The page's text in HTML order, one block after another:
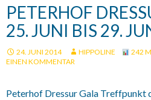
PETERHOF
25. JUNI BIS 29.
24. JUNI 2014 HIPPOLINE 242
EINEN KOMMENTAR
Peterhof Dressur Gala Treffpunkt